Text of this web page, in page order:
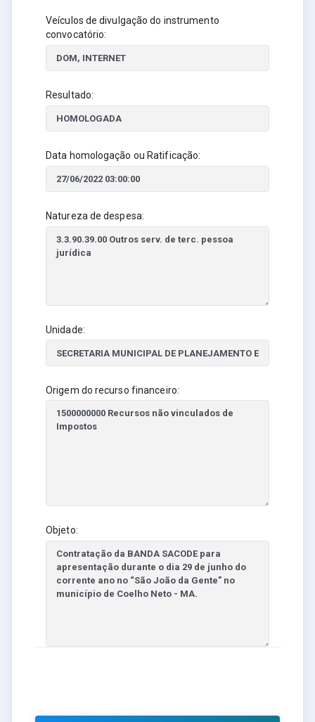
Veículos de divulgação do instrumento
convocatório:
Resultado:
Data homologação ou Ratificação:
Natureza de despesa:
Unidade:
Origem do recurso financeiro:
Objeto: